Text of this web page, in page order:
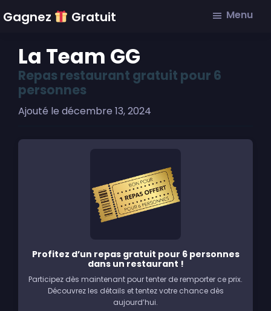
to
content
to
sidebar
to
Gagnez Gratuit Menu
La Team GG
Repas restaurant gratuit pour 6
personnes
Ajouté le décembre 13, 2024
Profitez d’un repas gratuit pour 6 personnes
dans un restaurant !
Participez dès maintenant pour tenter de remporter ce prix.
Découvrez les détails et tentez votre chance dès
aujourd’hui.